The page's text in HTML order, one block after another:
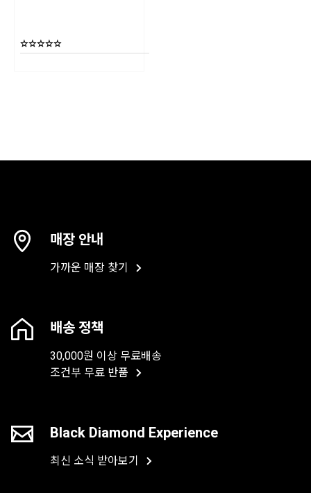
매장 안내
가까운 매장 찾기
배송 정책
30,000원 이상 무료배송
조건부 무료 반품
Black Diamond Experience
최신 소식 받아보기